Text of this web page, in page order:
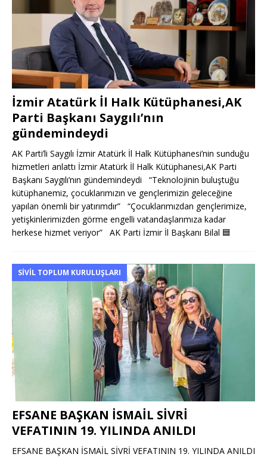
İzmir Atatürk İl Halk Kütüphanesi,AK
Parti Başkanı Saygılı’nın
gündemindeydi
AK Parti’li Saygılı İzmir Atatürk İl Halk Kütüphanesi’nin sunduğu
hizmetleri anlattı İzmir Atatürk İl Halk Kütüphanesi,AK Parti
Başkanı Saygılı’nın gündemindeydi “Teknolojinin buluştuğu
kütüphanemiz, çocuklarımızın ve gençlerimizin geleceğine
yapılan önemli bir yatırımdır” “Çocuklarımızdan gençlerimize,
yetişkinlerimizden görme engelli vatandaşlarımıza kadar
herkese hizmet veriyor” AK Parti İzmir İl Başkanı Bilal 🟦
SIVIL TOPLUM KURULUŞLARI
EFSANE BAŞKAN İSMAİL SİVRİ
VEFATININ 19. YILINDA ANILDI
EFSANE BAŞKAN İSMAİL SİVRİ VEFATININ 19. YILINDA ANILDI